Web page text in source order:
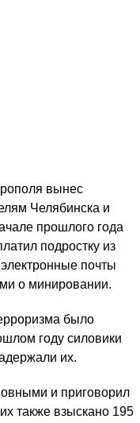
вынес
Челябинска и
прошлого года
подростку из
почты
о минировании.
было
году силовики
их.
и приговорил
также взыскано 195